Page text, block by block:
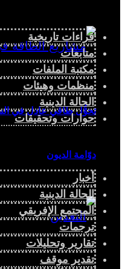
تحوُّل طاقي عادل في
دوّامة الديون
قراءات تاريخية
متابعات
مكتبة الملفات
منظمات وهيئات
الحالة الدينية
حوارات وتحقيقات
أخبار
الحالة الدينية
المجتمع الإفريقي
ترجمات
تقارير وتحليلات
تقدير موقف